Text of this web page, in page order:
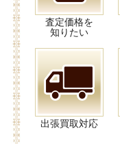
査定価格を
知りたい
出張買取対応